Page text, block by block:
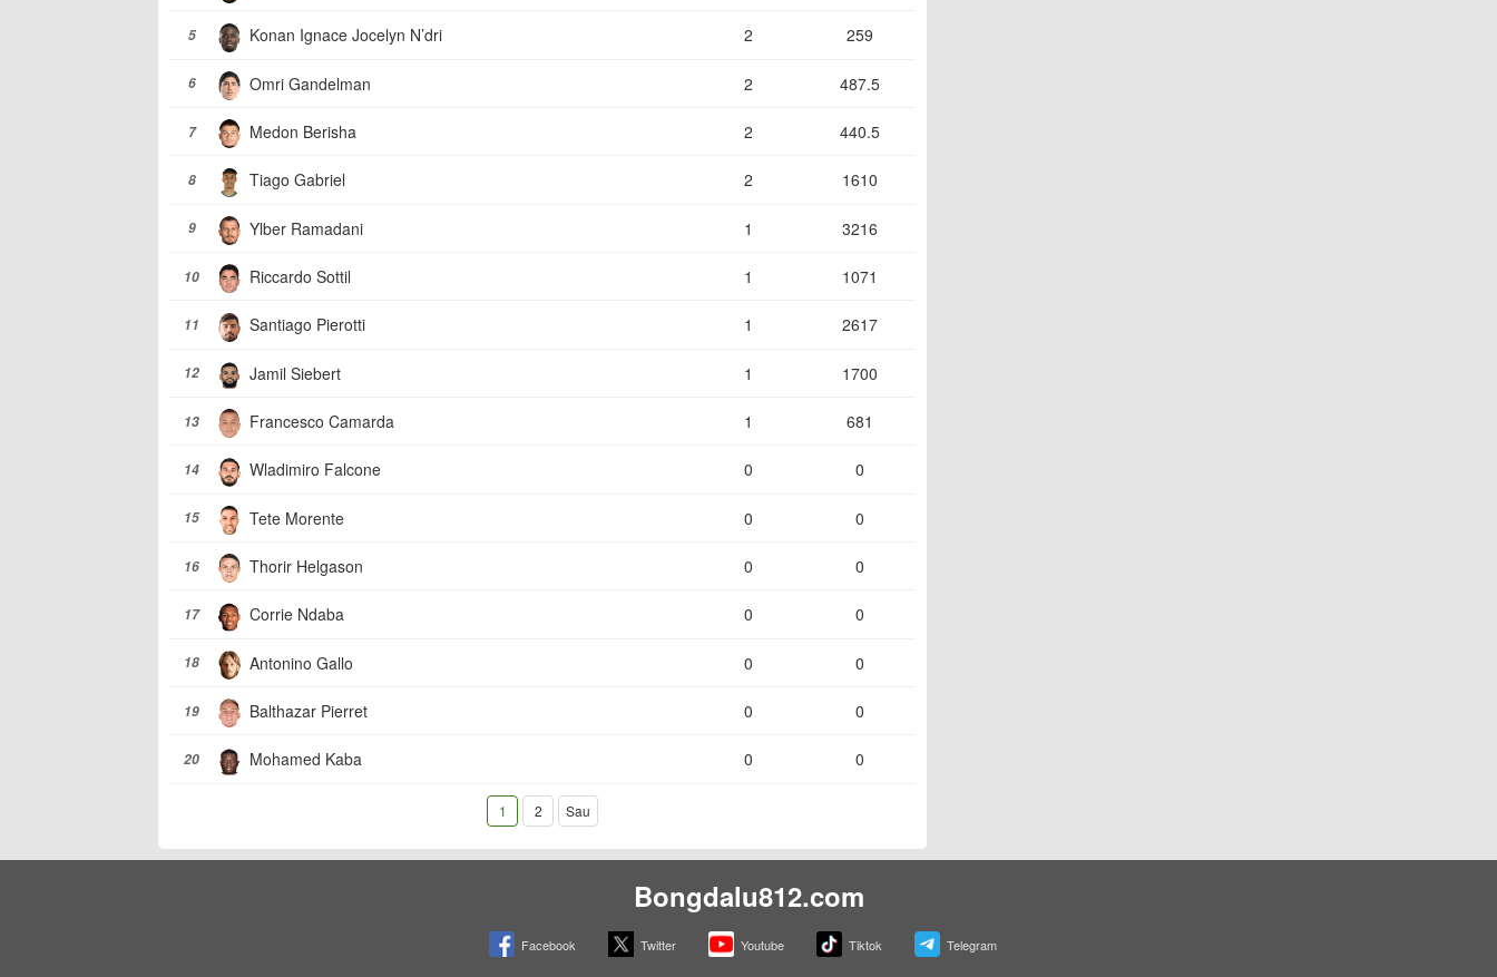
5 Konan Ignace Jocelyn N’dri 2 259
6 Omri Gandelman 2 487.5
7 Medon Berisha 2 440.5
8 Tiago Gabriel 2 1610
9 Ylber Ramadani 1 3216
10 Riccardo Sottil 1 1071
11 Santiago Pierotti 1 2617
12 Jamil Siebert 1 1700
13 Francesco Camarda 1 681
14 Wladimiro Falcone 0 0
15 Tete Morente 0 0
16 Thorir Helgason 0 0
17 Corrie Ndaba 0 0
18 Antonino Gallo 0 0
19 Balthazar Pierret 0 0
20 Mohamed Kaba 0 0
1 2 Sau
Bongdalu812.com
Facebook Twitter Youtube Tiktok Telegram